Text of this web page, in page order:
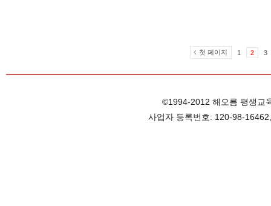
첫 페이지 1 2 3
©1994-2012 해오름 평생교
사업자 등록번호: 120-98-